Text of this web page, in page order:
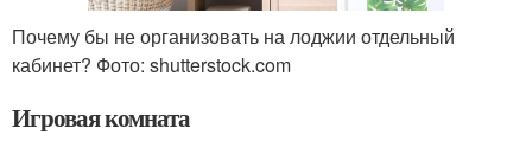
Почему бы не организовать на лоджии отдельный
кабинет? Фото: shutterstock.com
Игровая комната